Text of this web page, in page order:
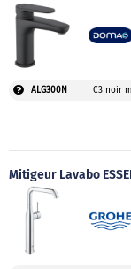
ALG300N C3 noir
Mitigeur Lavabo